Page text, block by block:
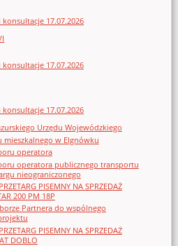
17.07.2026
17.07.2026
17.07.2026
Urzędu Wojewódzkiego
mieszkalnego w Elgnówku
operatora
operatora publicznego transportu
nieograniczonego
PISEMNY NA SPRZEDAŻ
200 PM 18P
Partnera do wspólnego
PISEMNY NA SPRZEDAŻ
DOBLO